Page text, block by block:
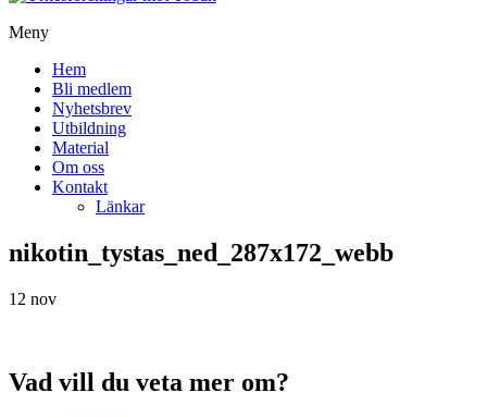
Meny
vidare
innehåll
Hem
Bli medlem
Nyhetsbrev
Utbildning
Material
Om oss
Kontakt
Länkar
nikotin_tystas_ned_287x172_webb
12 nov
Vad vill du veta mer om?